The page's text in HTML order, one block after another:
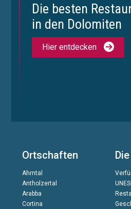
Die besten
in den Dolomiten
Hier entdecken
Ortschaften
Ahrntal
Antholzertal
Arabba
Cortina